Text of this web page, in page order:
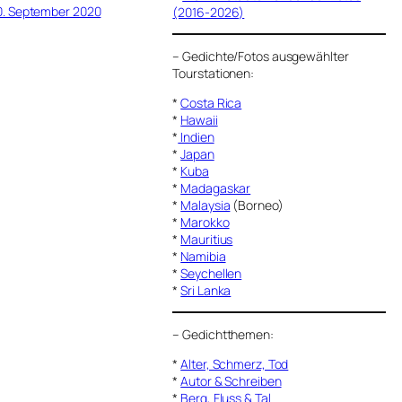
September 2020
(2016-2026)
–Gedichte/Fotos ausgewählter
Tourstationen:
*Costa Rica
* Hawaii
* Indien
*Japan
* Kuba
* Madagaskar
* Malaysia (Borneo)
* Marokko
* Mauritius
* Namibia
*Seychellen
*Sri Lanka
–Gedichtthemen:
*Alter, Schmerz, Tod
*Autor & Schreiben
* Berg, Fluss & Tal